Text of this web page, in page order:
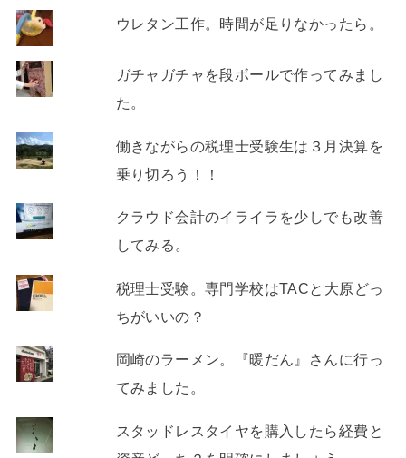
ウレタン工作。時間が足りなかったら。
ガチャガチャを段ボールで作ってみまし
た。
働きながらの税理士受験生は３月決算を
乗り切ろう！！
クラウド会計のイライラを少しでも改善
してみる。
税理士受験。専門学校はTACと大原どっ
ちがいいの？
岡崎のラーメン。『暖だん』さんに行っ
てみました。
スタッドレスタイヤを購入したら経費と